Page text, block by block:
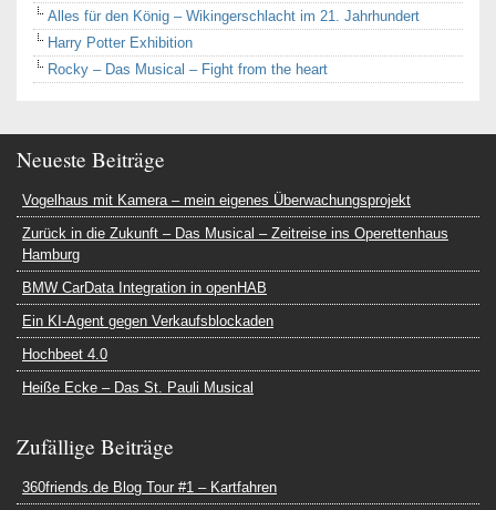
Alles für den König – Wikingerschlacht im 21. Jahrhundert
Harry Potter Exhibition
Rocky – Das Musical – Fight from the heart
Neueste Beiträge
Vogelhaus mit Kamera – mein eigenes Überwachungsprojekt
Zurück in die Zukunft – Das Musical – Zeitreise ins Operettenhaus
Hamburg
BMW CarData Integration in openHAB
Ein KI-Agent gegen Verkaufsblockaden
Hochbeet 4.0
Heiße Ecke – Das St. Pauli Musical
Zufällige Beiträge
360friends.de Blog Tour #1 – Kartfahren